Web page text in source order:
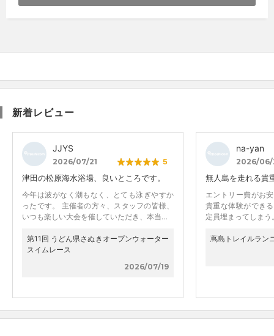
新着レビュー
JJYS
2026/07/21 5
津田の松原海水浴場、良いところです。
今年は波がなく潮もなく、とても泳ぎやすか
ったです。 主催者の方々、スタッフの皆様、
いつも楽しい大会を催していただき、本当…
第11回 うどん県さぬきオープンウォーター
スイムレース
2026/07/19
na-yan
2026/06/
無人島を走れる貴
エントリー費がお
貴重な体験ができ
定員埋まってしま
蔦島トレイルラン